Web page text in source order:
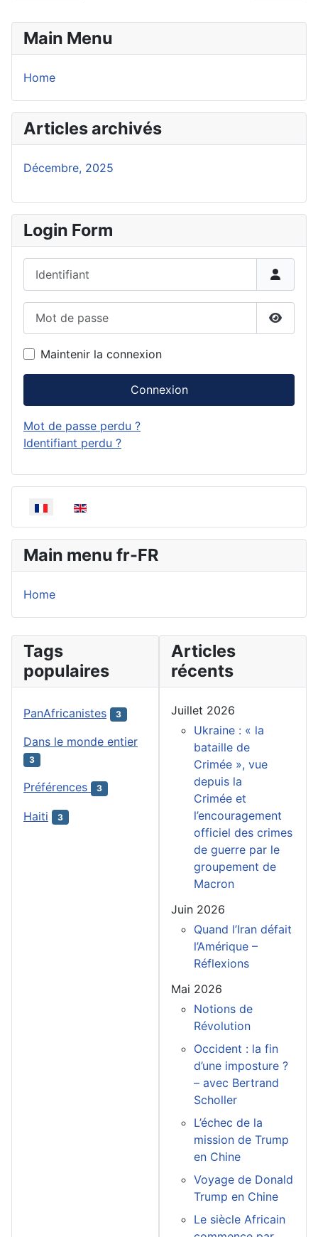
Main Menu
Home
Articles archivés
Décembre, 2025
Login Form
Maintenir la connexion
Connexion
Mot de passe perdu ?
Identifiant perdu ?
Sélectionnez votre langue
Main menu fr-FR
Home
Tags
populaires
PanAfricanistes 3
Dans le monde entier
3
Préférences 3
Haiti 3
Articles
récents
Juillet 2026
Ukraine : « la
bataille de
Crimée », vue
depuis la
Crimée et
l’encouragement
officiel des crimes
de guerre par le
groupement de
Macron
Juin 2026
Quand l’Iran défait
l’Amérique –
Réflexions
Mai 2026
Notions de
Révolution
Occident : la fin
d’une imposture ?
– avec Bertrand
Scholler
L’échec de la
mission de Trump
en Chine
Voyage de Donald
Trump en Chine
Le siècle Africain